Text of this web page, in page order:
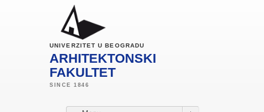
UNIVERZITET U BEOGRADU
ARHITEKTONSKI
FAKULTET